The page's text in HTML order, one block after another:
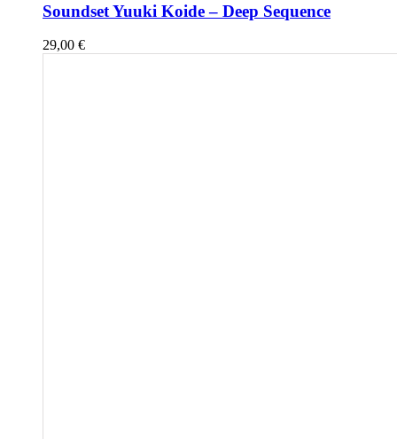
Soundset Yuuki Koide – Deep Sequence
29,00 €